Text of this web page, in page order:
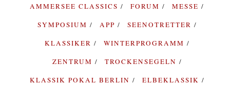
AMMERSEE CLASSICS
FORUM
MESSE
SYMPOSIUM
APP
SEENOTRETTER
KLASSIKER
WINTERPROGRAMM
ZENTRUM
TROCKENSEGELN
KLASSIK POKAL BERLIN
ELBEKLASSIK